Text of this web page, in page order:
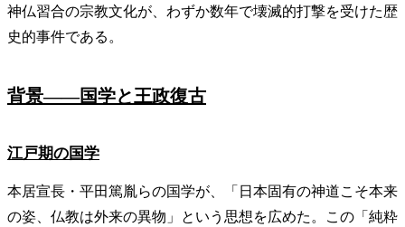
神仏習合の宗教文化が、わずか数年で壊滅的打撃を受けた歴
史的事件である。
背景——国学と王政復古
江戸期の国学
本居宣長・平田篤胤らの国学が、「日本固有の神道こそ本来
の姿、仏教は外来の異物」という思想を広めた。この「純粋